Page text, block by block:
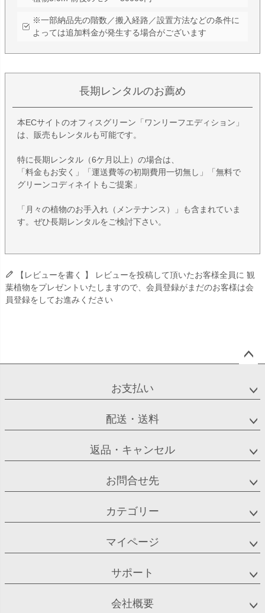
※一部納品先の階数／搬入経路／設置方法などの条件に
よっては追加料金が発生する場合がございます
長期レンタルのお薦め
本ECサイトのオフィスグリーン「ワンリーフエディション」
は、販売もレンタルも可能です。
特に長期レンタル（6ケ月以上）の場合は、
「料金もお安く」「運送費等の初期費用一切無し」「無料で
グリーンコディネイトもご提案」
「月々の植物のお手入れ（メンテナンス）」も含まれていま
す。ぜひ長期レンタルをご検討下さい。
【レビューを書く 】 レビューを投稿して頂いたお客様全員に 観
葉植物をプレゼントいたしますので、会員登録がまだのお客様は会
員登録をしてお進みください
ップ
お支払い
配送・送料
返品・キャンセル
お問合せ先
カテゴリー
マイページ
サポート
会社概要